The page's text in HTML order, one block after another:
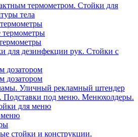
термометром. Стойки для
тела
термометры
для дезинфекции рук. Стойки с
дозатором
дозатором
Уличный рекламный штендер
Подставки под меню. Менюхолдеры.
для меню
меню
стойки и конструкции.